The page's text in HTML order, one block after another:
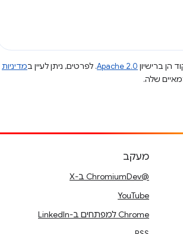
הן ברישיון Apache 2.0. לפרטים, ניתן לעיין במדיניות
מעקב
@ChromiumDev ב-X
YouTube
Chrome למפתחים ב-LinkedIn